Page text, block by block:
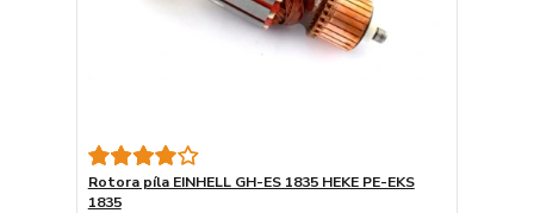
Rotora píla EINHELL GH-ES 1835 HEKE PE-EKS
1835